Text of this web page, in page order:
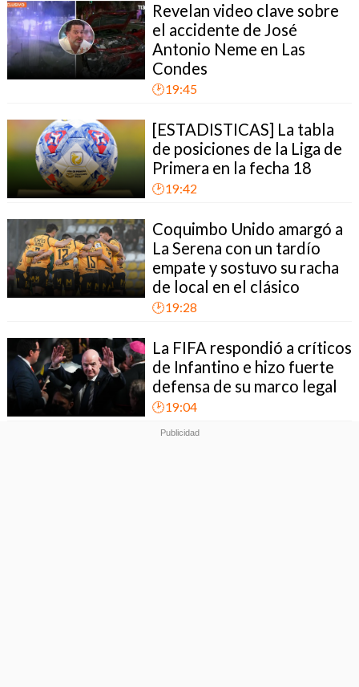
Revelan video clave sobre
el accidente de José
Antonio Neme en Las
Condes
🕑19:45
[ESTADISTICAS] La tabla
de posiciones de la Liga de
Primera en la fecha 18
🕑19:42
Coquimbo Unido amargó a
La Serena con un tardío
empate y sostuvo su racha
de local en el clásico
🕑19:28
La FIFA respondió a críticos
de Infantino e hizo fuerte
defensa de su marco legal
🕑19:04